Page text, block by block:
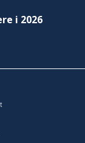
i 2026